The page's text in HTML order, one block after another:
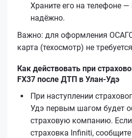
Храните его на телефоне —
надёжно.
Важно: для оформления
карта (техосмотр) не
Как действовать при
FX37 после ДТП в Улан-Удэ
При наступлении
Удэ первым шагом будет
страховую компанию.
страховка Infiniti,